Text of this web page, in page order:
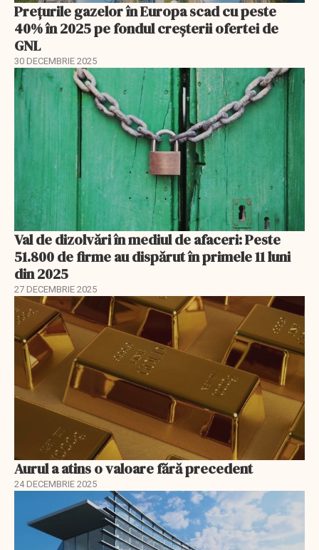
Prețurile gazelor în Europa scad cu peste
40% în 2025 pe fondul creșterii ofertei de
GNL
30 DECEMBRIE 2025
Val de dizolvări în mediul de afaceri: Peste
51.800 de firme au dispărut în primele 11 luni
din 2025
27 DECEMBRIE 2025
Aurul a atins o valoare fără precedent
24 DECEMBRIE 2025